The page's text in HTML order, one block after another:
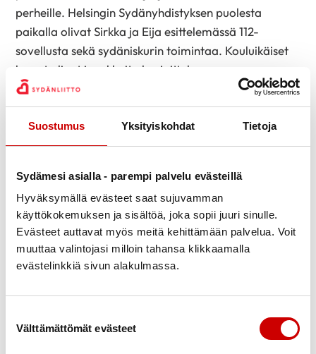
Suostumus Yksityiskohdat Tietoja
Sydämesi asialla - parempi palvelu evästeillä
Hyväksymällä evästeet saat sujuvamman
käyttökokemuksen ja sisältöä, joka sopii juuri sinulle.
Evästeet auttavat myös meitä kehittämään palvelua. Voit
muuttaa valintojasi milloin tahansa klikkaamalla
evästelinkkiä sivun alakulmassa.
Välttämättömät evästeet
perheille. Helsingin Sydänyhdistyksen puolesta
paikalla olivat Sirkka ja Eija esittelemässä 112-
sovellusta sekä sydäniskurin toimintaa. Kouluikäiset
lapset olivat innokkaita harjoittelemaan
painantaelvytystä ja olivat kiinnostuneita 112-
sovelluksesta. Ilahduttavaa oli nähdä vanhempien
myönteinen suhtautuminen opastukseen ja se kuinka
hienosti ja hienotunteisesti he lapsilleen selittivät